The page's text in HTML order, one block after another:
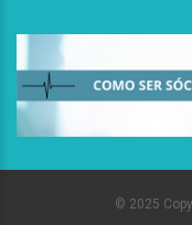
© 2025